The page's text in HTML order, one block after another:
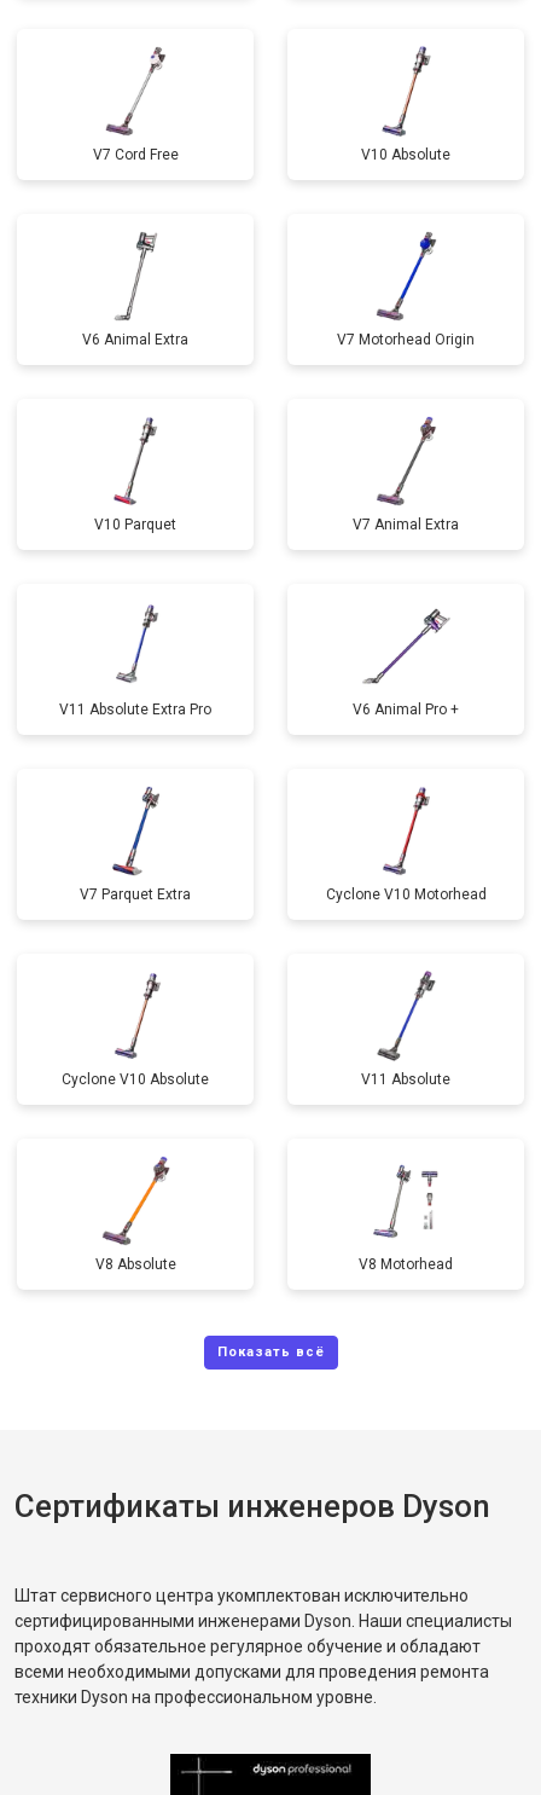
V7 Cord Free V10 Absolute
V6 Animal Extra V7 Motorhead Origin
V10 Parquet V7 Animal Extra
V11 Absolute Extra Pro V6 Animal Pro +
V7 Parquet Extra Cyclone V10 Motorhead
Cyclone V10 Absolute V11 Absolute
V8 Absolute V8 Motorhead
Сертификаты инженеров Dyson
Штат сервисного центра укомплектован исключительно
сертифицированными инженерами Dyson. Наши специалисты
проходят обязательное регулярное обучение и обладают
всеми необходимыми допусками для проведения ремонта
техники Dyson на профессиональном уровне.